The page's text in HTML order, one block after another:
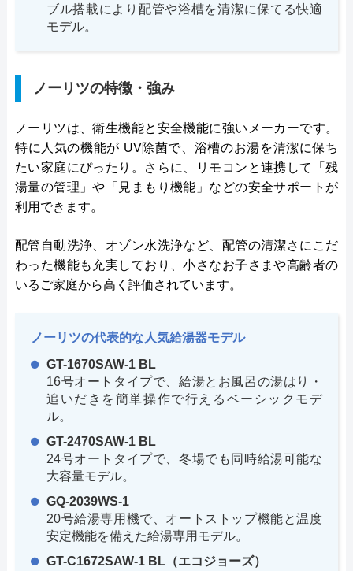
ブル搭載により配管や浴槽を清潔に保てる快適
モデル。
ノーリツの特徴・強み
ノーリツは、衛生機能と安全機能に強いメーカーです。
特に人気の機能が UV除菌で、浴槽のお湯を清潔に保ち
たい家庭にぴったり。さらに、リモコンと連携して「残
湯量の管理」や「見まもり機能」などの安全サポートが
利用できます。
配管自動洗浄、オゾン水洗浄など、配管の清潔さにこだ
わった機能も充実しており、小さなお子さまや高齢者の
いるご家庭から高く評価されています。
ノーリツの代表的な人気給湯器モデル
GT-1670SAW-1 BL
16号オートタイプで、給湯とお風呂の湯はり・
追いだきを簡単操作で行えるベーシックモデ
ル。
GT-2470SAW-1 BL
24号オートタイプで、冬場でも同時給湯可能な
大容量モデル。
GQ-2039WS-1
20号給湯専用機で、オートストップ機能と温度
安定機能を備えた給湯専用モデル。
GT-C1672SAW-1 BL（エコジョーズ）